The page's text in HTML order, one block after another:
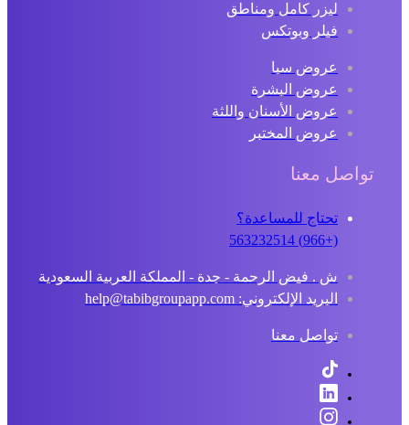
ليزر كامل ومناطق
فيلر وبوتكس
عروض سبا
عروض البشرة
عروض الأسنان واللثة
عروض المختبر
تواصل معنا
تحتاج للمساعدة؟
ش . فيض الرحمة - جدة - المملكة العربية السعودية
البريد الإلكتروني: help@tabibgroupapp.com
تواصل معنا